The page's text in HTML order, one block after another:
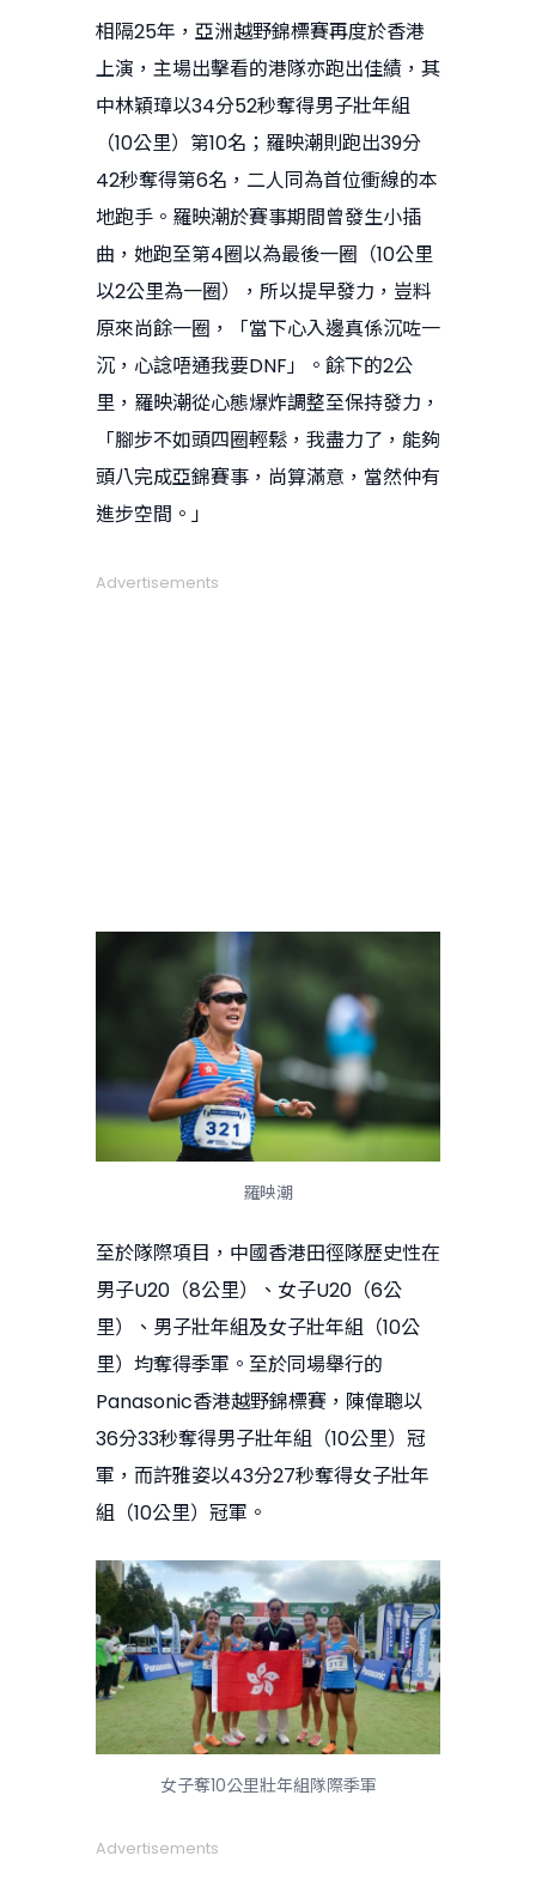
相隔25年，亞洲越野錦標賽再度於香港
上演，主場出擊看的港隊亦跑出佳績，其
中林穎璋以34分52秒奪得男子壯年組
（10公里）第10名；羅映潮則跑出39分
42秒奪得第6名，二人同為首位衝線的本
地跑手。羅映潮於賽事期間曾發生小插
曲，她跑至第4圈以為最後一圈（10公里
以2公里為一圈），所以提早發力，豈料
原來尚餘一圈，「當下心入邊真係沉咗一
沉，心諗唔通我要DNF」。餘下的2公
里，羅映潮從心態爆炸調整至保持發力，
「腳步不如頭四圈輕鬆，我盡力了，能夠
頭八完成亞錦賽事，尚算滿意，當然仲有
進步空間。」
Advertisements
羅映潮
至於隊際項目，中國香港田徑隊歷史性在
男子U20（8公里）、女子U20（6公
里）、男子壯年組及女子壯年組（10公
里）均奪得季軍。至於同場舉行的
Panasonic香港越野錦標賽，陳偉聰以
36分33秒奪得男子壯年組（10公里）冠
軍，而許雅姿以43分27秒奪得女子壯年
組（10公里）冠軍。
女子奪10公里壯年組隊際季軍
Advertisements